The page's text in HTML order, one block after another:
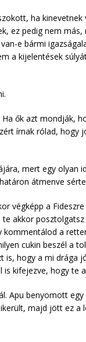
ha kinevetnek
ez pedig nem
e bármi
a kijelentések
ők azt mondják,
írnak rólad, hogy
mert egy olyan
átmenve
végképp a
akkor
a
cukin beszél a
hogy a mi drága
kifejezve, hogy te
Apu benyomott
majd jött ez a